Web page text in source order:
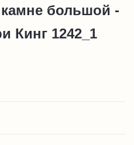
большой -
Кинг 1242_1